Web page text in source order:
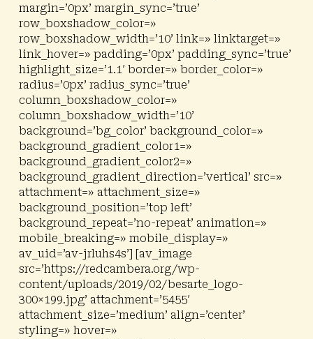
margin=’0px’ margin_sync=’true’
row_boxshadow_color=»
row_boxshadow_width=’10’ link=» linktarget=»
link_hover=» padding=’0px’ padding_sync=’true’
highlight_size=’1.1′ border=» border_color=»
radius=’0px’ radius_sync=’true’
column_boxshadow_color=»
column_boxshadow_width=’10’
background=’bg_color’ background_color=»
background_gradient_color1=»
background_gradient_color2=»
background_gradient_direction=’vertical’ src=»
attachment=» attachment_size=»
background_position=’top left’
background_repeat=’no-repeat’ animation=»
mobile_breaking=» mobile_display=»
av_uid=’av-jrluhs4s’] [av_image
src=’https://redcambera.org/wp-
content/uploads/2019/02/besarte_logo-
300×199.jpg’ attachment=’5455′
attachment_size=’medium’ align=’center’
styling=» hover=»